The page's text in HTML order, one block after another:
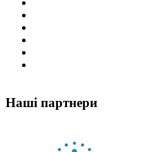
Наші партнери